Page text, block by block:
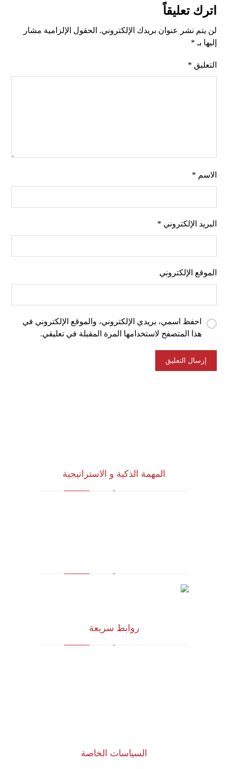
اترك تعليقاً
لن يتم نشر عنوان بريدك الإلكتروني. الحقول الإلزامية مشار
إليها بـ *
التعليق *
الاسم *
البريد الإلكتروني *
الموقع الإلكتروني
احفظ اسمي، بريدي الإلكتروني، والموقع الإلكتروني في
هذا المتصفح لاستخدامها المرة المقبلة في تعليقي.
المهمة الذكية و الاستراتيجية
روابط سريعة
السياسات الخاصة